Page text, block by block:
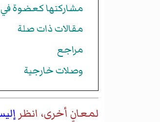
مشاركتها كعضوة في
مقالات ذات صلة
مراجع
وصلات خارجية
لمعانٍ أخرى، انظر